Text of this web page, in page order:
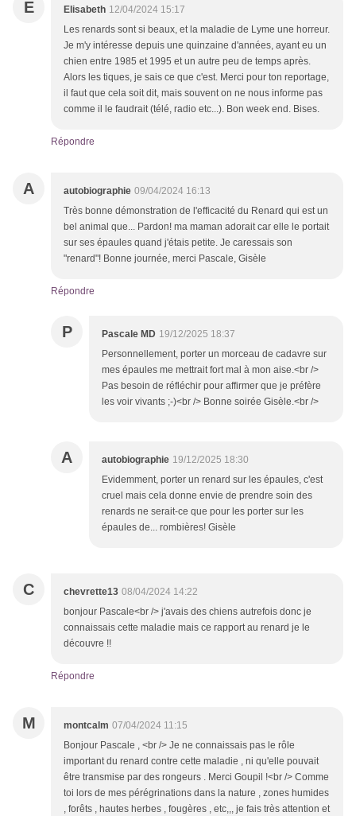
E Elisabeth 12/04/2024 15:17
Les renards sont si beaux, et la maladie de Lyme une horreur.
Je m'y intéresse depuis une quinzaine d'années, ayant eu un
chien entre 1985 et 1995 et un autre peu de temps après.
Alors les tiques, je sais ce que c'est. Merci pour ton reportage,
il faut que cela soit dit, mais souvent on ne nous informe pas
comme il le faudrait (télé, radio etc...). Bon week end. Bises.
Répondre
A autobiographie 09/04/2024 16:13
Très bonne démonstration de l'efficacité du Renard qui est un
bel animal que... Pardon! ma maman adorait car elle le portait
sur ses épaules quand j'étais petite. Je caressais son
"renard"! Bonne journée, merci Pascale, Gisèle
Répondre
P Pascale MD 19/12/2025 18:37
Personnellement, porter un morceau de cadavre sur
mes épaules me mettrait fort mal à mon aise.<br />
Pas besoin de réfléchir pour affirmer que je préfère
les voir vivants ;-)<br /> Bonne soirée Gisèle.<br />
A autobiographie 19/12/2025 18:30
Evidemment, porter un renard sur les épaules, c'est
cruel mais cela donne envie de prendre soin des
renards ne serait-ce que pour les porter sur les
épaules de... rombières! Gisèle
C chevrette13 08/04/2024 14:22
bonjour Pascale<br /> j'avais des chiens autrefois donc je
connaissais cette maladie mais ce rapport au renard je le
découvre !!
Répondre
M montcalm 07/04/2024 11:15
Bonjour Pascale , <br /> Je ne connaissais pas le rôle
important du renard contre cette maladie , ni qu'elle pouvait
être transmise par des rongeurs . Merci Goupil !<br /> Comme
toi lors de mes pérégrinations dans la nature , zones humides
, forêts , hautes herbes , fougères , etc,,, je fais très attention et